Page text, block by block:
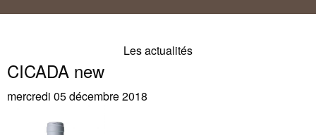
Les actualités
CICADA new
mercredi 05 décembre 2018